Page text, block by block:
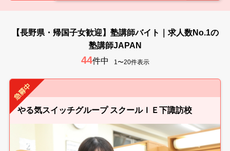
【長野県・帰国子女歓迎】塾講師バイト｜求人数No.1の
塾講師JAPAN
44件中 1〜20件表示
やる気スイッチグループ スクールＩＥ下諏訪校